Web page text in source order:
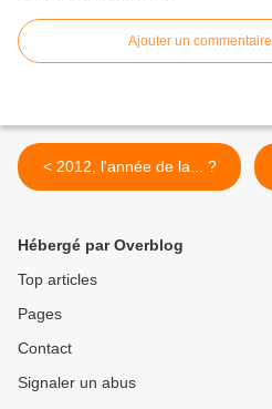
Ajouter un commentaire
< 2012, l'année de la... ?
Hébergé par Overblog
Top articles
Pages
Contact
Signaler un abus